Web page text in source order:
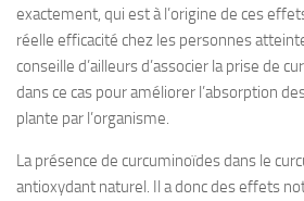
exactement, qui est à l’origine de ces
réelle efficacité chez les personnes
conseille d’ailleurs d’associer la prise de
dans ce cas pour améliorer l’absorption
plante par l’organisme.
La présence de curcuminoïdes dans le
antioxydant naturel. Il a donc des effets